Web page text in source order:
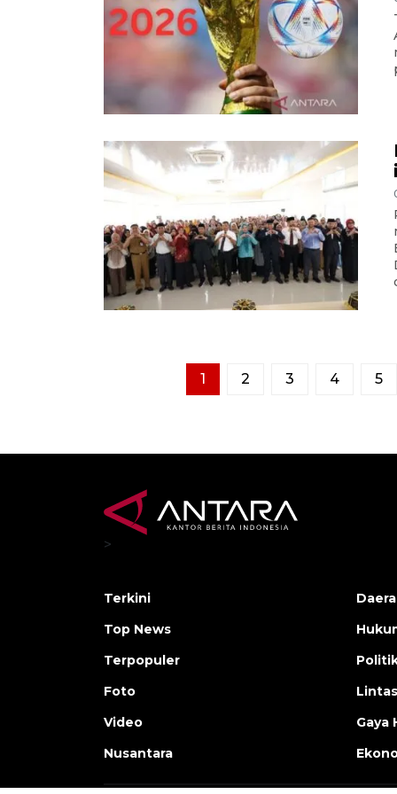
1 2 3 4 5
>
Terkini
Top News
Terpopuler
Foto
Video
Nusantara
Gaya